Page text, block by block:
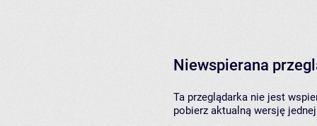
Niewspierana
Ta przeglądarka nie jest
pobierz aktualną wersję